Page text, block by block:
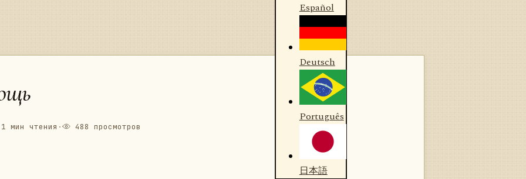
Español
Deutsch
Português
日本語
1 мин чтения · 488 просмотров